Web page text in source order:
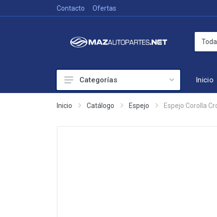
Contacto Ofertas
Colisión
Categorías Inicio
Inicio Catálogo Espejo Espejo Corolla